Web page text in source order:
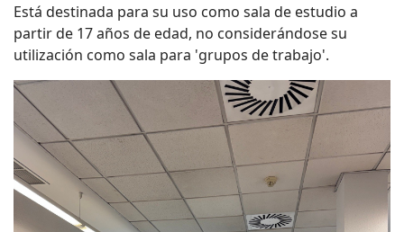
Está destinada para su uso como sala de estudio a
partir de 17 años de edad, no considerándose su
utilización como sala para 'grupos de trabajo'.